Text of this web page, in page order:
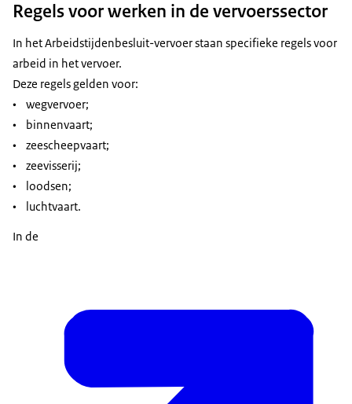
Regels voor werken in de vervoerssector
In het Arbeidstijdenbesluit-vervoer staan specifieke regels voor
arbeid in het vervoer.
Deze regels gelden voor:
• wegvervoer;
• binnenvaart;
• zeescheepvaart;
• zeevisserij;
• loodsen;
• luchtvaart.
In de